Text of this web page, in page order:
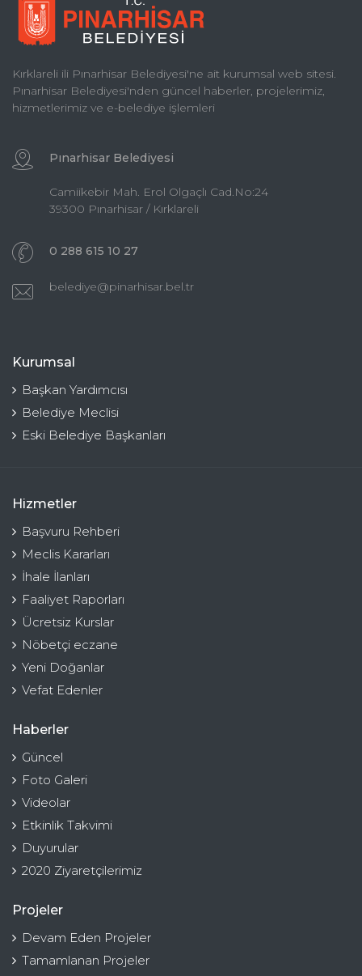
Kırklareli ili Pınarhisar Belediyesi'ne ait kurumsal web sitesi.
Pınarhisar Belediyesi'nden güncel haberler, projelerimiz,
hizmetlerimiz ve e-belediye işlemleri
Pınarhisar Belediyesi
Camiikebir Mah. Erol Olgaçlı Cad.No:24
39300 Pınarhisar / Kırklareli
0 288 615 10 27
belediye@pinarhisar.bel.tr
Kurumsal
Başkan Yardımcısı
Belediye Meclisi
Eski Belediye Başkanları
Hizmetler
Başvuru Rehberi
Meclis Kararları
İhale İlanları
Faaliyet Raporları
Ücretsiz Kurslar
Nöbetçi eczane
Yeni Doğanlar
Vefat Edenler
Haberler
Güncel
Foto Galeri
Videolar
Etkinlik Takvimi
Duyurular
2020 Ziyaretçilerimiz
Projeler
Devam Eden Projeler
Tamamlanan Projeler